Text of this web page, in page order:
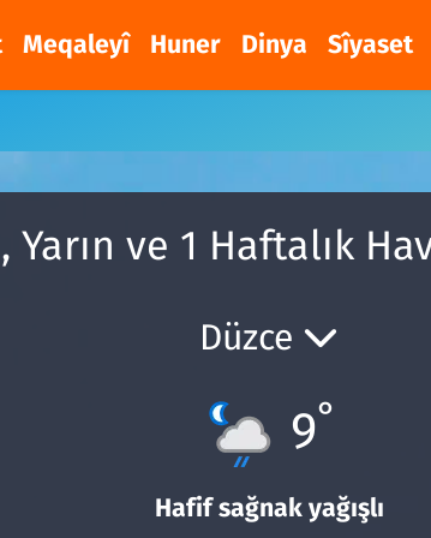
Meqaleyî Huner Dinya Sîyaset
Yarın ve 1 Haftalık
Düzce
9°
Hafif sağnak yağışlı